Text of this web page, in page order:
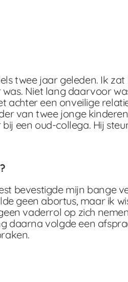
twee jaar geleden. Ik
Niet lang daarvoor
achter een onveilige
van twee jonge
een oud-collega. Hij
bevestigde mijn bange
geen abortus, maar ik
vaderrol op zich
daarna volgde een